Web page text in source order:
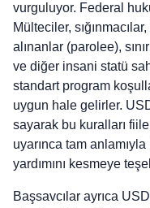
vurguluyor. Federal
Mülteciler,
alınanlar (parolee),
ve diğer insani statü
standart program
uygun hale gelirler.
sayarak bu kuralları
uyarınca tam
yardımını kesmeye
Başsavcılar ayrıca